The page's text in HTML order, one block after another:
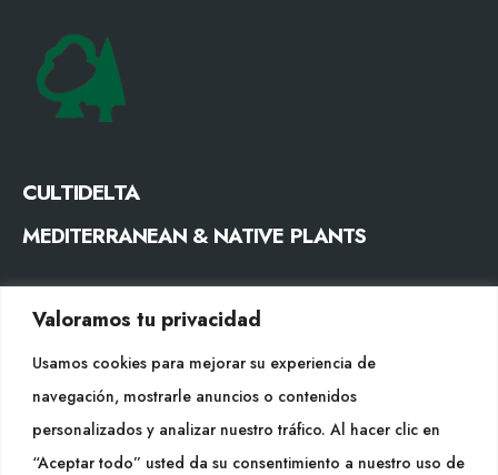
Valoramos tu privacidad
Usamos cookies para mejorar su experiencia de
navegación, mostrarle anuncios o contenidos
personalizados y analizar nuestro tráfico. Al hacer clic en
“Aceptar todo” usted da su consentimiento a nuestro uso de
CULTIDELTA
MEDITERRANEAN & NATIVE PLANTS
info@cultidelta.com
SÍGUENOS